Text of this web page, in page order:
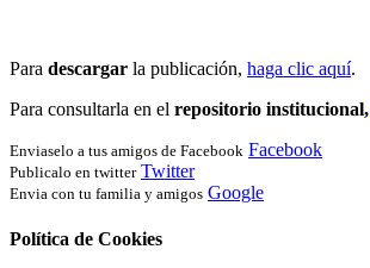
Para descargar la publicación, haga clic aquí.
Para consultarla en el repositorio institucional,
Enviaselo a tus amigos de Facebook Facebook
Publicalo en twitter Twitter
Envia con tu familia y amigos Google
Política de Cookies